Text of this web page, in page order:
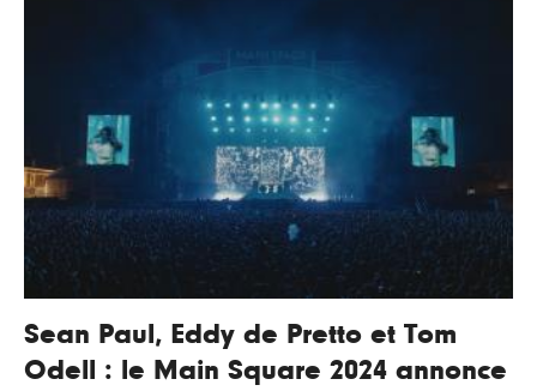
Sean Paul, Eddy de Pretto et Tom
Odell : le Main Square 2024 annonce